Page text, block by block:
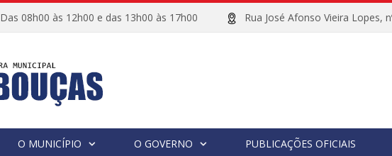
Das 08h00 às 12h00 e das 13h00 às 17h00 Rua José Afonso Vieira
O MUNICÍPIO O GOVERNO PUBLICAÇÕES OFICIAIS